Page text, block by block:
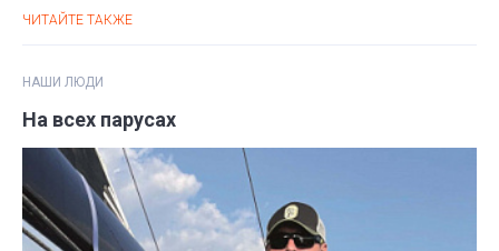
ЧИТАЙТЕ ТАКЖЕ
НАШИ ЛЮДИ
На всех парусах